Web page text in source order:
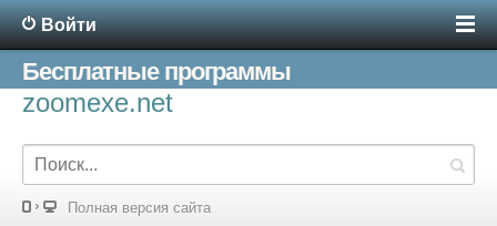
Войти
Бесплатные программы
zoomexe.net
Полная версия сайта